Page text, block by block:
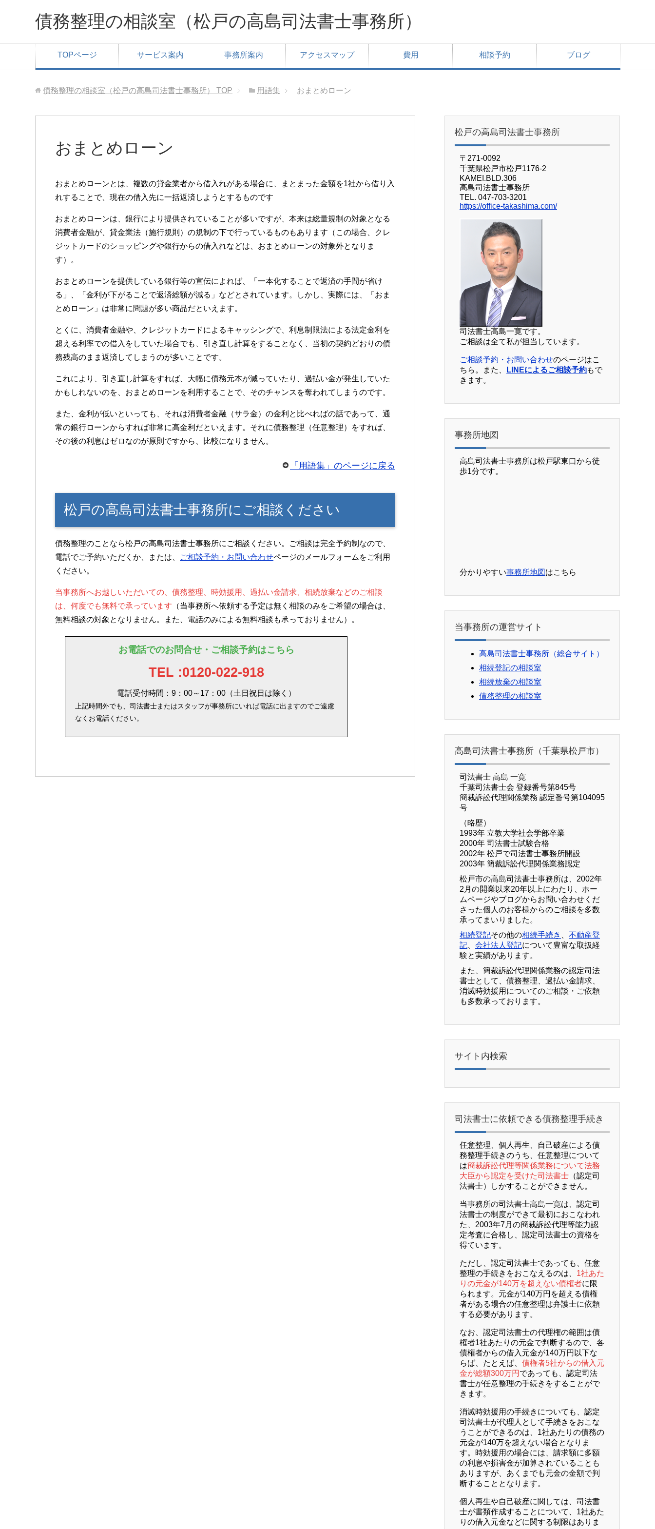
債務整理の相談室（松戸の高島司法書士事務所）
TOPページ サービス案内 事務所案内 アクセスマップ 費用 相談予約 ブログ
債務整理の相談室（松戸の高島司法書士事務所） TOP 用語集 おまとめローン
おまとめローン
おまとめローンとは、複数の貸金業者から借入れがある場合に、まとまった金額を1社から借り入
れすることで、現在の借入先に一括返済しようとするものです
おまとめローンは、銀行により提供されていることが多いですが、本来は総量規制の対象となる
消費者金融が、貸金業法（施行規則）の規制の下で行っているものもあります（この場合、クレ
ジットカードのショッピングや銀行からの借入れなどは、おまとめローンの対象外となりま
す）。
おまとめローンを提供している銀行等の宣伝によれば、「一本化することで返済の手間が省け
る」、「金利が下がることで返済総額が減る」などとされています。しかし、実際には、「おま
とめローン」は非常に問題が多い商品だといえます。
とくに、消費者金融や、クレジットカードによるキャッシングで、利息制限法による法定金利を
超える利率での借入をしていた場合でも、引き直し計算をすることなく、当初の契約どおりの債
務残高のまま返済してしまうのが多いことです。
これにより、引き直し計算をすれば、大幅に債務元本が減っていたり、過払い金が発生していた
かもしれないのを、おまとめローンを利用することで、そのチャンスを奪われてしまうのです。
また、金利が低いといっても、それは消費者金融（サラ金）の金利と比べればの話であって、通
常の銀行ローンからすれば非常に高金利だといえます。それに債務整理（任意整理）をすれば、
その後の利息はゼロなのが原則ですから、比較になりません。
「用語集」のページに戻る
松戸の高島司法書士事務所にご相談ください
債務整理のことなら松戸の高島司法書士事務所にご相談ください。ご相談は完全予約制なので、
電話でご予約いただくか、または、
ご相談予約・お問い合わせページのメールフォームをご利用
ください。
当事務所へお越しいただいての、債務整理、時効援用、過払い金請求、相続放棄などのご相談
は、何度でも無料で承っています （当事務所へ依頼する予定は無く相談のみをご希望の場合は、
無料相談の対象となりません。また、電話のみによる無料相談も承っておりません）。
お電話でのお問合せ・ご相談予約はこちら
TEL :0120-022-918
電話受付時間：9：00～17：00（土日祝日は除く）
上記時間外でも、司法書士またはスタッフが事務所にいれば電話に出ますのでご遠慮
なくお電話ください。
松戸の高島司法書士事務所
〒271-0092
千葉県松戸市松戸1176-2
KAMEI.BLD.306
高島司法書士事務所
TEL. 047-703-3201
https://office-takashima.com/
司法書士高島一寛です。
ご相談は全て私が担当しています。
ご相談予約・お問い合わせのページはこ
ちら。また、
LINEによるご相談予約もで
きます。
事務所地図
高島司法書士事務所は松戸駅東口から徒
歩1分です。
分かりやすい事務所地図 はこちら
当事務所の運営サイト
高島司法書士事務所（総合サイト）
相続登記の相談室
相続放棄の相談室
債務整理の相談室
高島司法書士事務所（千葉県松戸市）
司法書士 高島 一寛
千葉司法書士会 登録番号第845号
簡裁訴訟代理関係業務 認定番号第104095
号
（略歴）
1993年 立教大学社会学部卒業
2000年 司法書士試験合格
2002年 松戸で司法書士事務所開設
2003年 簡裁訴訟代理関係業務認定
松戸市の高島司法書士事務所は、2002年
2月の開業以来20年以上にわたり、ホー
ムページやブログからお問い合わせくだ
さった個人のお客様からのご相談を多数
承ってまいりました。
相続登記その他の相続手続き
不動産登
記
会社法人登記について豊富な取扱経
験と実績があります。
また、簡裁訴訟代理関係業務の認定司法
書士として、債務整理、過払い金請求、
消滅時効援用についてのご相談・ご依頼
も多数承っております。
サイト内検索
司法書士に依頼できる債務整理手続き
任意整理、個人再生、自己破産による債
務整理手続きのうち、任意整理について
は簡裁訴訟代理等関係業務について法務
大臣から認定を受けた司法書士 （認定司
法書士）しかすることができません。
当事務所の司法書士高島一寛は、認定司
法書士の制度ができて最初におこなわれ
た、2003年7月の簡裁訴訟代理等能力認
定考査に合格し、認定司法書士の資格を
得ています。
ただし、認定司法書士であっても、任意
整理の手続きをおこなえるのは、 1社あた
りの元金が140万を超えない債権者に限
られます。元金が140万円を超える債権
者がある場合の任意整理は弁護士に依頼
する必要があります。
なお、認定司法書士の代理権の範囲は債
権者1社あたりの元金で判断するので、各
債権者からの借入元金が140万円以下な
らば、たとえば、 債権者5社からの借入元
金が総額300万円 であっても、認定司法
書士が任意整理の手続きをすることがで
きます。
消滅時効援用の手続きについても、認定
司法書士が代理人として手続きをおこな
うことができるのは、1社あたりの債務の
元金が140万を超えない場合となりま
す。時効援用の場合には、請求額に多額
の利息や損害金が加算されていることも
ありますが、あくまでも元金の金額で判
断することとなります。
個人再生や自己破産に関しては、司法書
士が書類作成することについて、1社あた
りの借入元金などに関する制限はありま